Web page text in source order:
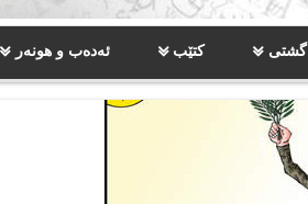
گشتی کتێب ئەدەب و هونەر